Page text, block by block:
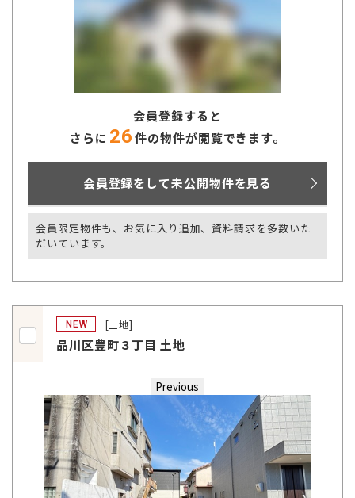
会員登録すると
さらに 26 件の物件が閲覧できます。
会員登録をして未公開物件を見る
会員限定物件も、お気に入り追加、資料請求を多数いた
だいています。
NEW [土地]
品川区豊町３丁目 土地
Previous